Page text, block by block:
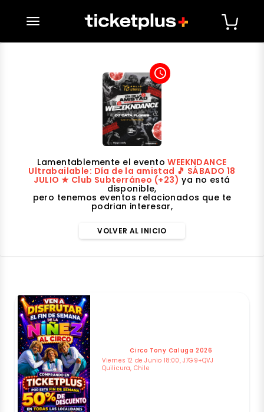
desplegar navegación
access_time
Lamentablemente el eventoWEEKNDANCE
Ultrabailable: Día de la amistad 🎵 SÁBADO 18
JULIO ★ Club Subterráneo (+23) ya no está
disponible,
pero tenemos eventos relacionados que te
podrian interesar,
VOLVER AL INICIO
Circo Tony Caluga 2026
Viernes 12 de Junio 18:00, J7G9+QVJ
Quilicura, Chile